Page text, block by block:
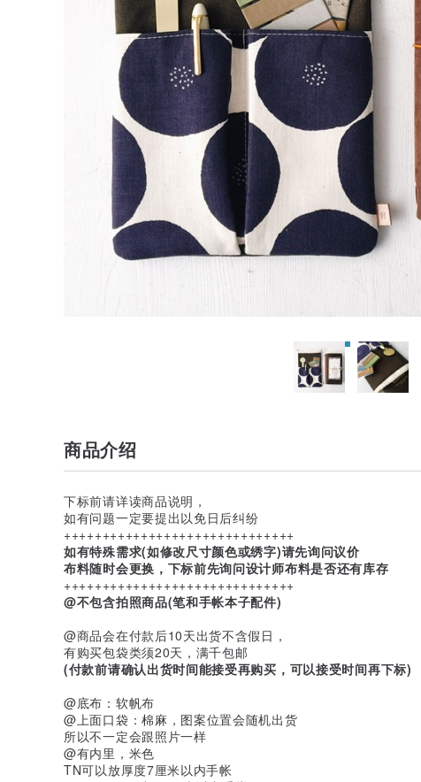
商品介绍
下标前请详读商品说明，
如有问题一定要提出以免日后纠纷
++++++++++++++++++++++++++++++
如有特殊需求(如修改尺寸颜色或绣字)请先询问议价
布料随时会更换，下标前先询问设计师布料是否还有库存
++++++++++++++++++++++++++++++
@不包含拍照商品(笔和手帐本子配件)
@商品会在付款后10天出货不含假日，
有购买包袋类须20天，满千包邮
(付款前请确认出货时间能接受再购买，可以接受时间再下标)
@底布：软帆布
@上面口袋：棉麻，图案位置会随机出货
所以不一定会跟照片一样
@有内里，米色
TN可以放厚度7厘米以内手帐